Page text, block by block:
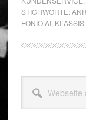
STICHWORTE:
FONIO.AI, KI-
durchsuchen